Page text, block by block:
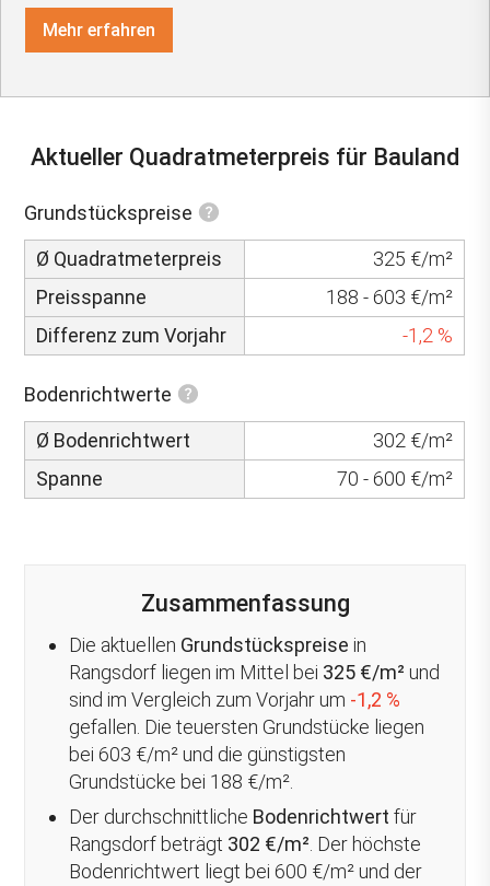
Mehr erfahren
Aktueller Quadratmeterpreis für Bauland
Grundstückspreise
Ø Quadratmeterpreis
325 €/m²
Preisspanne
188 - 603 €/m²
Differenz zum Vorjahr
-1,2 %
Bodenrichtwerte
Ø Bodenrichtwert
302 €/m²
Spanne
70 - 600 €/m²
Zusammenfassung
Die aktuellen Grundstückspreise in
Rangsdorf liegen im Mittel bei 325 €/m² und
sind im Vergleich zum Vorjahr um -1,2 %
gefallen . Die teuersten Grundstücke liegen
bei 603 €/m² und die günstigsten
Grundstücke bei 188 €/m².
Der durchschnittliche Bodenrichtwert für
Rangsdorf beträgt 302 €/m² . Der höchste
Bodenrichtwert liegt bei 600 €/m² und der